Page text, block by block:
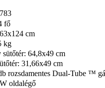
fő
cm
kg
sütőtér: 64,8x49 cm
31,66x49 cm
rozsdamentes Dual-Tube ™
oldalégő